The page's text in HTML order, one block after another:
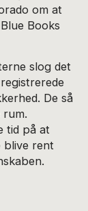
om at
Books
slog det
De så
tid på at
blive rent